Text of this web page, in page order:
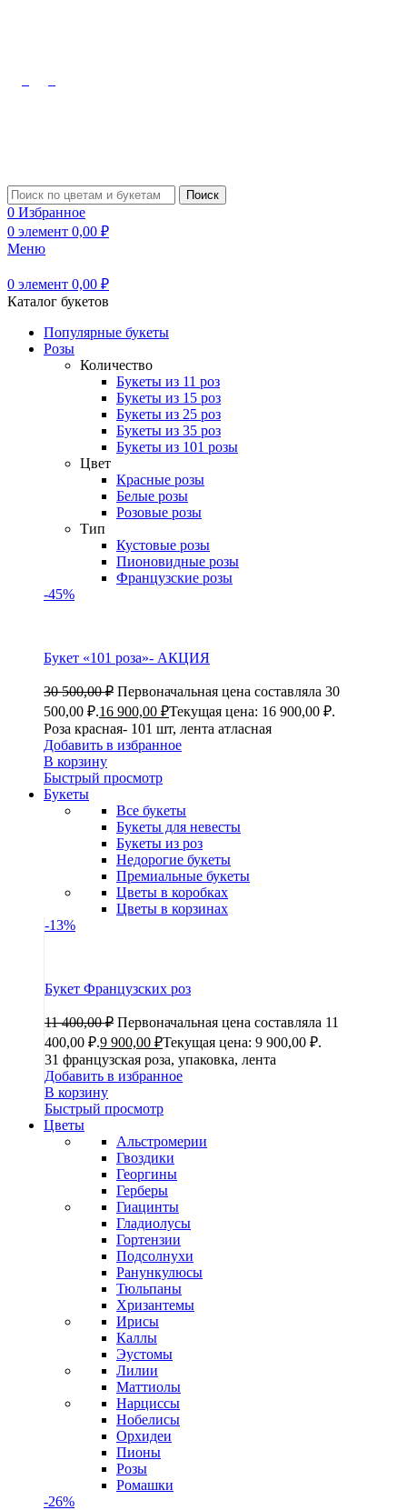
Поиск
0 Избранное
0 элемент 0,00 ₽
Меню
0 элемент 0,00 ₽
Каталог букетов
Популярные букеты
Розы
Количество
Букеты из 11 роз
Букеты из 15 роз
Букеты из 25 роз
Букеты из 35 роз
Букеты из 101 розы
Цвет
Красные розы
Белые розы
Розовые розы
Тип
Кустовые розы
Пионовидные розы
Французские розы
-45%
Букет «101 роза»- АКЦИЯ
30 500,00₽ Первоначальная цена составляла 30
500,00 ₽.16 900,00 ₽Текущая цена: 16 900,00 ₽.
Роза красная- 101 шт, лента атласная
Добавить в избранное
В корзину
Быстрый просмотр
Букеты
Все букеты
Букеты для невесты
Букеты из роз
Недорогие букеты
Премиальные букеты
Цветы в коробках
Цветы в корзинах
-13%
Букет Французских роз
11 400,00₽ Первоначальная цена составляла 11
400,00 ₽.9 900,00 ₽Текущая цена: 9 900,00 ₽.
31 французская роза, упаковка, лента
Добавить в избранное
В корзину
Быстрый просмотр
Цветы
Альстромерии
Гвоздики
Георгины
Герберы
Гиацинты
Гладиолусы
Гортензии
Подсолнухи
Ранункулюсы
Тюльпаны
Хризантемы
Ирисы
Каллы
Эустомы
Лилии
Маттиолы
Нарциссы
Нобелисы
Орхидеи
Пионы
Розы
Ромашки
-26%